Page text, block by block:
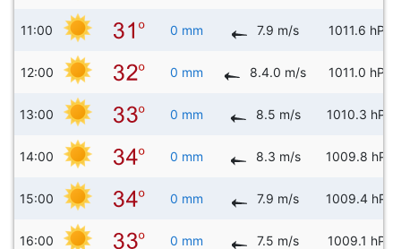
11:00 0 mm 7.9 m/s 1011.6 hPa
12:00 0 mm 8.4.0 m/s 1011.0 hPa
13:00 0 mm 8.5 m/s 1010.3 hPa
14:00 0 mm 8.3 m/s 1009.8 hPa
15:00 0 mm 7.9 m/s 1009.4 hPa
16:00 0 mm 7.5 m/s 1009.1 hPa